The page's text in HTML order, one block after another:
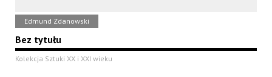
Edmund Zdanowski
Bez tytułu
Kolekcja Sztuki XX i XXI wieku